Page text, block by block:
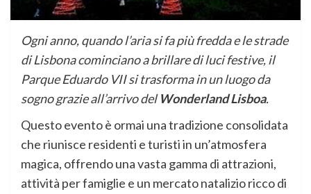
Ogni anno, quando l’aria si fa più fredda e le strade
di Lisbona cominciano a brillare di luci festive, il
Parque Eduardo VII si trasforma in un luogo da
sogno grazie all’arrivo delWonderland Lisboa.
Questo evento è ormai una tradizione consolidata
che riunisce residenti e turisti in un’atmosfera
magica, offrendo una vasta gamma di attrazioni,
attività per famiglie e un mercato natalizio ricco di